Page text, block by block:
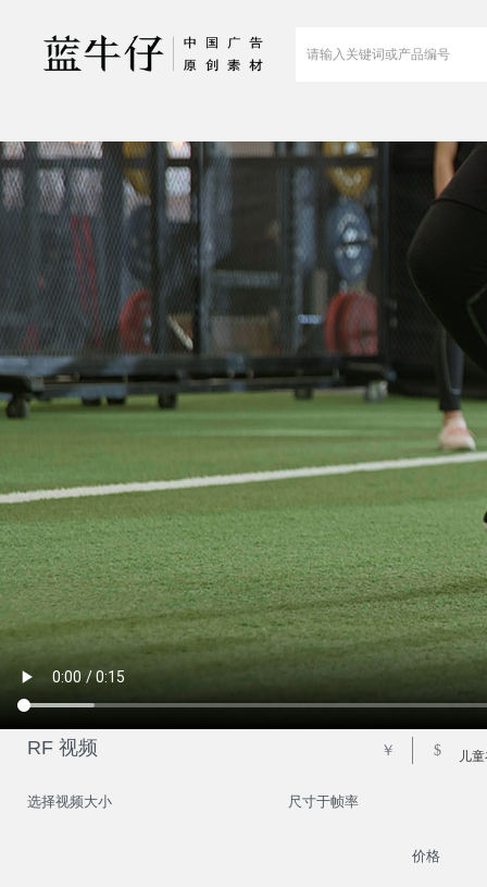
儿
选择视频大小 尺寸于帧率
价格
RF 视频 ￥ $